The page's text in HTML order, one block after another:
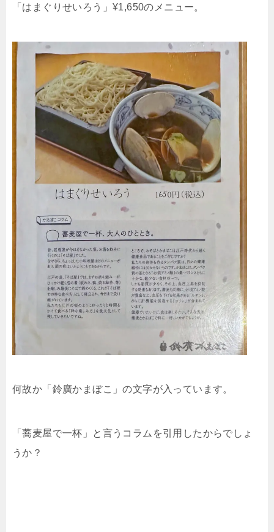
「はまぐりせいろう」¥1,650のメニュー。
何故か「鈴廣かまぼこ」の文字が入っています。
「蕎麦屋で一杯」と言うコラムを引用したからでしょ
うか？